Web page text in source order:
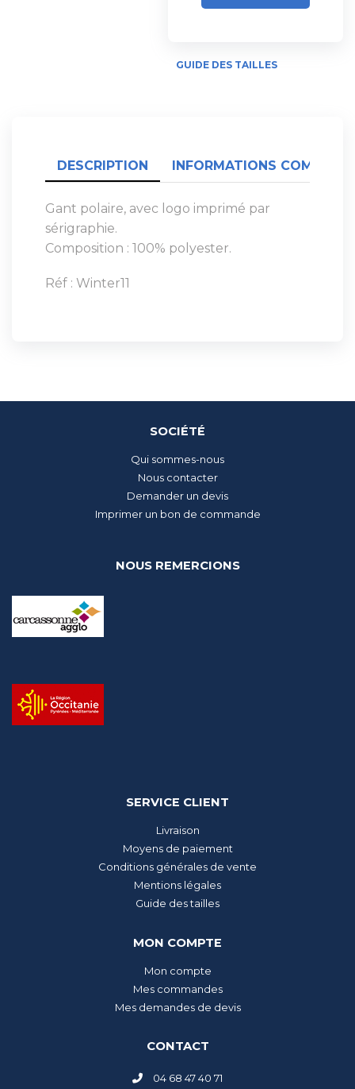
GUIDE DES TAILLES
DESCRIPTION INFORMATIONS
Gant polaire, avec logo imprimé par
sérigraphie.
Composition : 100% polyester.
Réf : Winter11
SOCIÉTÉ
Qui sommes-nous
Nous contacter
Demander un devis
Imprimer un bon de commande
NOUS REMERCIONS
SERVICE CLIENT
Livraison
Moyens de paiement
Conditions générales de vente
Mentions légales
Guide des tailles
MON COMPTE
Mon compte
Mes commandes
Mes demandes de devis
CONTACT
04 68 47 40 71